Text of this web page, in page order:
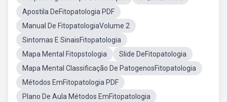
Apostila DeFitopatologia PDF
Manual De FitopatologiaVolume 2
Sintomas E SinaisFitopatologia
Mapa Mental Fitopstologia
Slide DeFitopatologia
Mapa Mental Classificação De PatogenosFitopatologia
Métodos EmFitopatologia PDF
Plano De Aula Métodos EmFitopatologia